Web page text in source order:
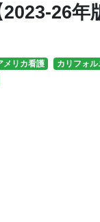
26年
メリカ看護 カリフォル